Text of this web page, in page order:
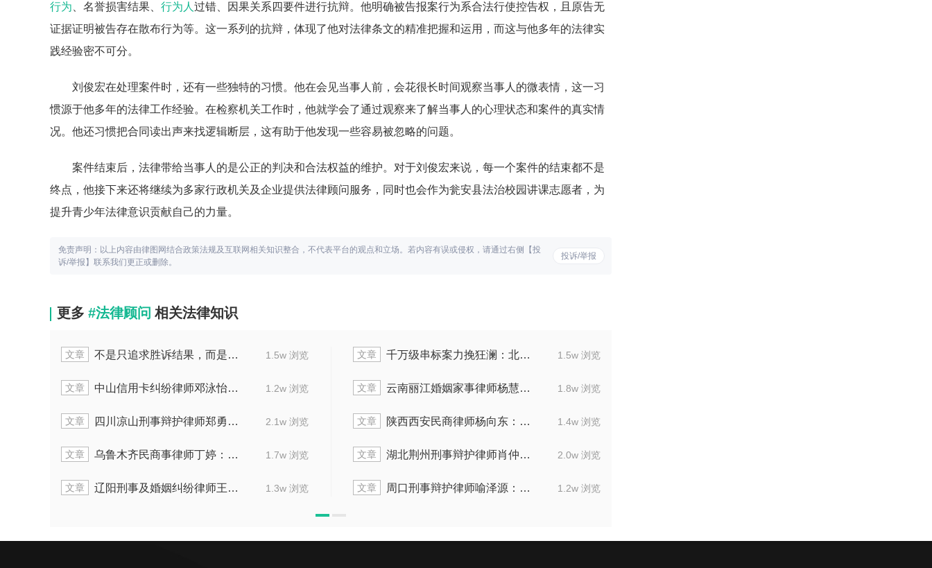
行为 、名誉损害结果、 行为人 过错、因果关系四要件进行抗辩。他明确被告报案行为系合法行使控告权，且原告无
证据证明被告存在散布行为等。这一系列的抗辩，体现了他对法律条文的精准把握和运用，而这与他多年的法律实
践经验密不可分。
刘俊宏在处理案件时，还有一些独特的习惯。他在会见当事人前，会花很长时间观察当事人的微表情，这一习
惯源于他多年的法律工作经验。在检察机关工作时，他就学会了通过观察来了解当事人的心理状态和案件的真实情
况。他还习惯把合同读出声来找逻辑断层，这有助于他发现一些容易被忽略的问题。
案件结束后，法律带给当事人的是公正的判决和合法权益的维护。对于刘俊宏来说，每一个案件的结束都不是
终点，他接下来还将继续为多家行政机关及企业提供法律顾问服务，同时也会作为瓮安县法治校园讲课志愿者，为
提升青少年法律意识贡献自己的力量。
投诉/举报
免责声明：以上内容由律图网结合政策法规及互联网相关知识整合，不代表平台的观点和立场。若内容有误或侵权，请通过右侧【投
诉/举报】联系我们更正或删除。
更多 #法律顾问 相关法律知识
1.5w 浏览
文章 不是只追求胜诉结果，而是为当事人谋最优解 1.5w 浏览
文章 千万级串标案力挽狂澜：北京声驰(南昌)律所代理串通投标案获缓刑纪实
1.2w 浏览
文章 中山信用卡纠纷律师邓泳怡：排除共债削减高额费用 1.8w 浏览
文章 云南丽江婚姻家事律师杨慧：代理离婚案助当事人解脱
2.1w 浏览
文章 四川凉山刑事辩护律师郑勇：专精网络及职务犯罪 1.4w 浏览
文章 陕西西安民商律师杨向东：擅处理医疗及行政纠纷
1.7w 浏览
文章 乌鲁木齐民商事律师丁婷：处理二手汽车及买卖合同纠纷 2.0w 浏览
文章 湖北荆州刑事辩护律师肖仲鹏：精准辩护多起刑案
1.3w 浏览
文章 辽阳刑事及婚姻纠纷律师王铖：护矿工免担刑责 1.2w 浏览
文章 周口刑事辩护律师喻泽源：擅长疑难复杂刑案